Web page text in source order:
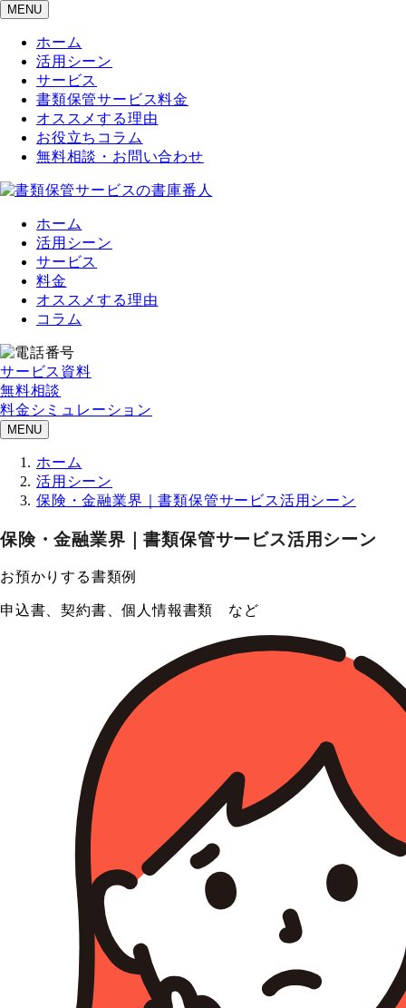
MENU
ホーム
活用シーン
サービス
書類保管サービス料金
オススメする理由
お役立ちコラム
無料相談・お問い合わせ
ホーム
活用シーン
サービス
料金
オススメする理由
コラム
サービス資料
無料相談
料金シミュレーション
MENU
ホーム
活用シーン
保険・金融業界｜書類保管サービス活用シーン
保険・金融業界｜書類保管サービス活用シーン
お預かりする書類例
申込書、契約書、個人情報書類 など